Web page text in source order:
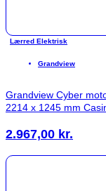
Lærred Elektrisk
Grandview
Grandview Cyber
2214 x 1245 mm
2.967,00 kr.